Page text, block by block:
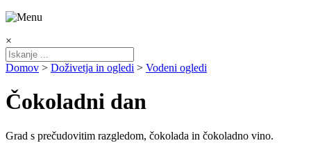
×
Domov > Doživetja in ogledi > Vodeni ogledi
Čokoladni dan
Grad s prečudovitim razgledom, čokolada in čokoladno vino.